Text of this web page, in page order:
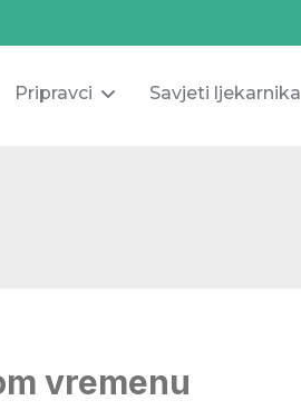
Pripravci Savjeti ljekarnika
vremenu